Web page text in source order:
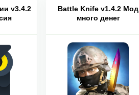
v3.4.2
Battle Knife v1.4.2 Мод
много денег